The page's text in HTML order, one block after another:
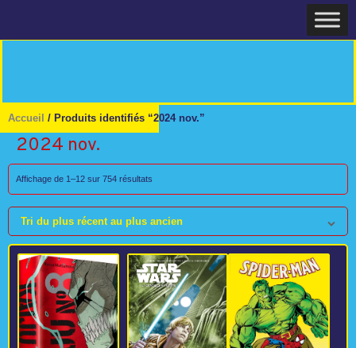
Accueil / Produits identifiés “2024 nov.”
2024 nov.
Affichage de 1–12 sur 754 résultats
du
plus
récent
au
plus
ancien
Tri du plus récent au plus ancien